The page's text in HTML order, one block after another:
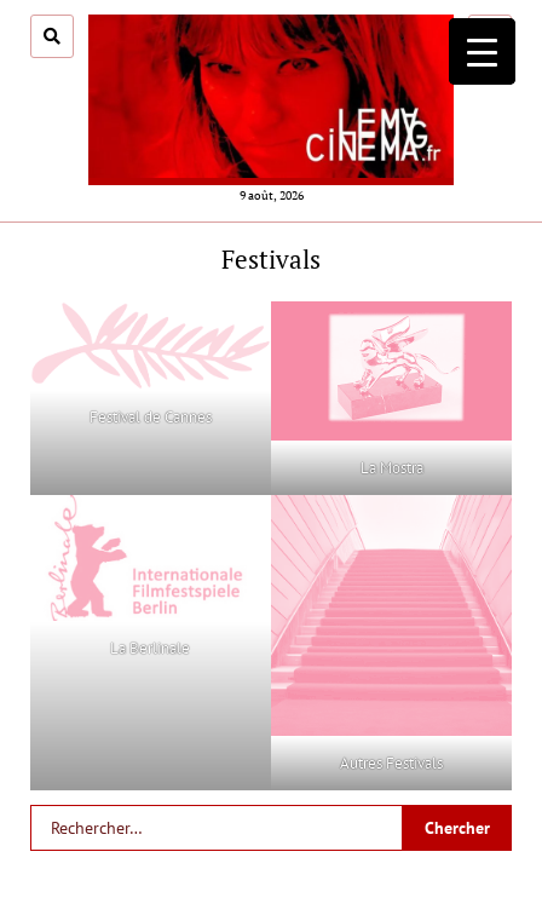
9 août, 2026
menu
Festivals
Festival de Cannes
La Mostra
La Berlinale
Autres Festivals